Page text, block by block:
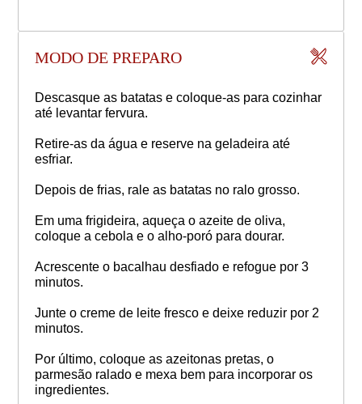
MODO DE PREPARO
Descasque as batatas e coloque-as para cozinhar
até levantar fervura.
Retire-as da água e reserve na geladeira até
esfriar.
Depois de frias, rale as batatas no ralo grosso.
Em uma frigideira, aqueça o azeite de oliva,
coloque a cebola e o alho-poró para dourar.
Acrescente o bacalhau desfiado e refogue por 3
minutos.
Junte o creme de leite fresco e deixe reduzir por 2
minutos.
Por último, coloque as azeitonas pretas, o
parmesão ralado e mexa bem para incorporar os
ingredientes.